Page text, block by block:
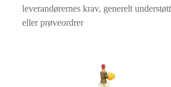
leverandørernes krav, generelt
eller prøveordrer